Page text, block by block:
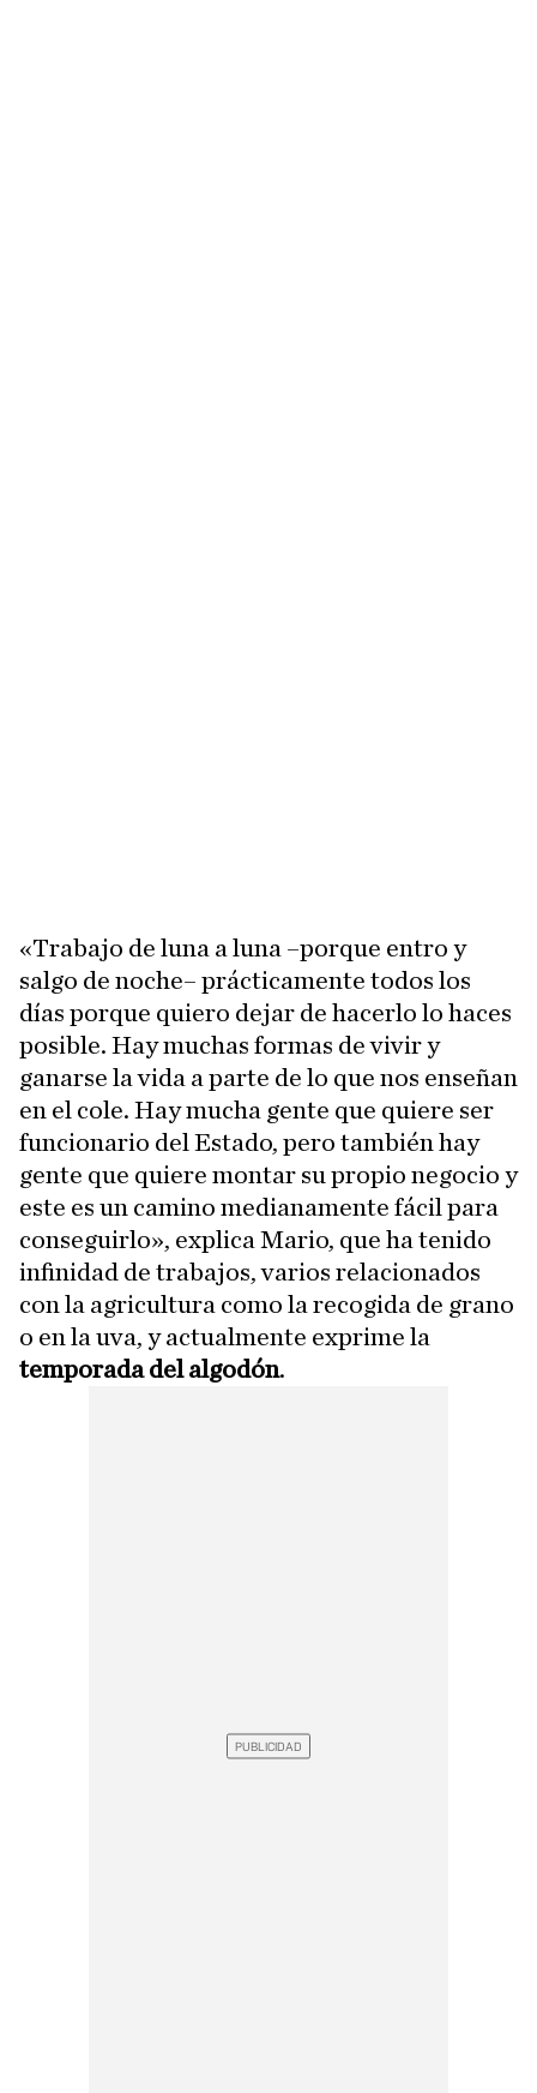
«Trabajo de luna a luna –porque entro y
salgo de noche– prácticamente todos los
días porque quiero dejar de hacerlo lo haces
posible. Hay muchas formas de vivir y
ganarse la vida a parte de lo que nos enseñan
en el cole. Hay mucha gente que quiere ser
funcionario del Estado, pero también hay
gente que quiere montar su propio negocio y
este es un camino medianamente fácil para
conseguirlo», explica Mario, que ha tenido
infinidad de trabajos, varios relacionados
con la agricultura como la recogida de grano
o en la uva, y actualmente exprime la
temporada del algodón.